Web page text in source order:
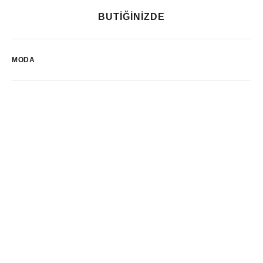
BUTİĞİNİZDE
MODA